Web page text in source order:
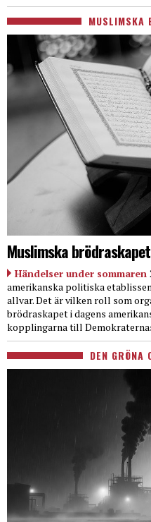
MUSLIMSKA
Muslimska
Händelser under sommaren
amerikanska politiska
allvar. Det är vilken roll som
brödraskapet i dagens
kopplingarna till
DEN GRÖNA